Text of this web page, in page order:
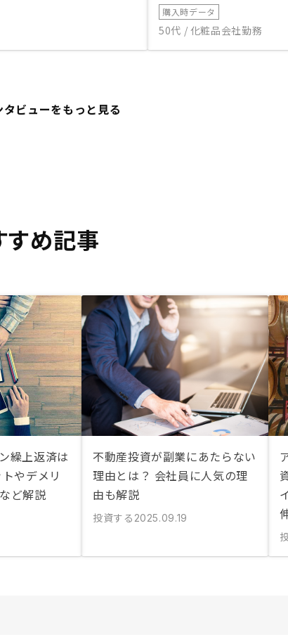
購入時データ
50代 / 化粧品会社勤務
ビューをもっと見る
め記事
繰上返済は
やデメリ
ど解説
不動産投資が副業にあたらない
理由とは？ 会社員に人気の理
由も解説
投資する 2025.09.19